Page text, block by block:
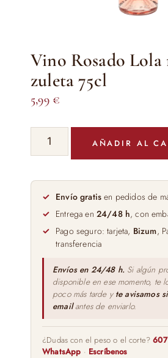
Vino Rosado Lola
zuleta 75cl
5,99 €
Vino
Rosado
rose
zuleta
75cl
cantidad
AÑADIR AL
Envío gratis en pedidos de
Entrega en 24/48 h, con
Pago seguro: tarjeta, Bizum,
transferencia
Envíos en 24/48 h. Si algún
disponible en ese momento, te
poco más tarde y te avisamos
emailantes de enviarlo.
¿Dudas con el peso o el corte?
WhatsApp · Escríbenos